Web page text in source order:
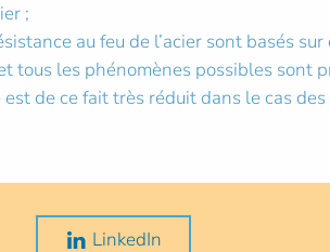
;
au feu de l’acier sont basés
tous les phénomènes possibles sont
de ce fait très réduit dans le cas
LinkedIn